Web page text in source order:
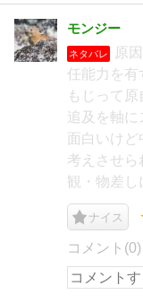
モンジー
ネタバレ
原
任能力を有
もじって
追及を軸
面白いけ
考えさせら
観・物差し
ナイス
コメント(0)